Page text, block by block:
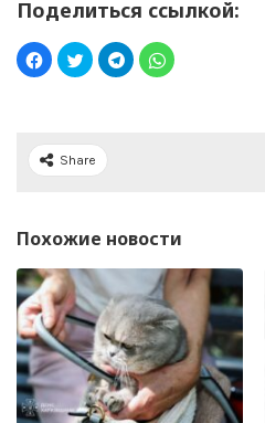
Поделиться ссылкой:
Share
Похожие новости